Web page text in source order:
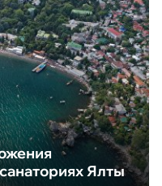
Ялты